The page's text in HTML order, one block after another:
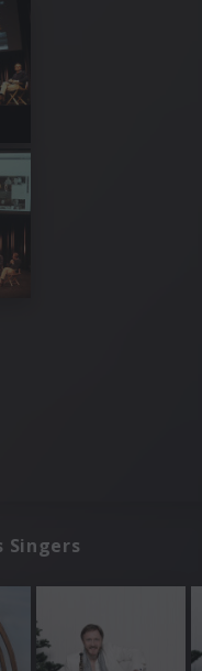
Singers